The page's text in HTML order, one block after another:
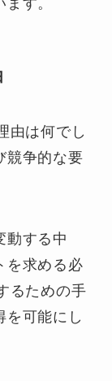
す。
由は何でし
競争的な要
動する中
を求める必
るための手
を可能にし